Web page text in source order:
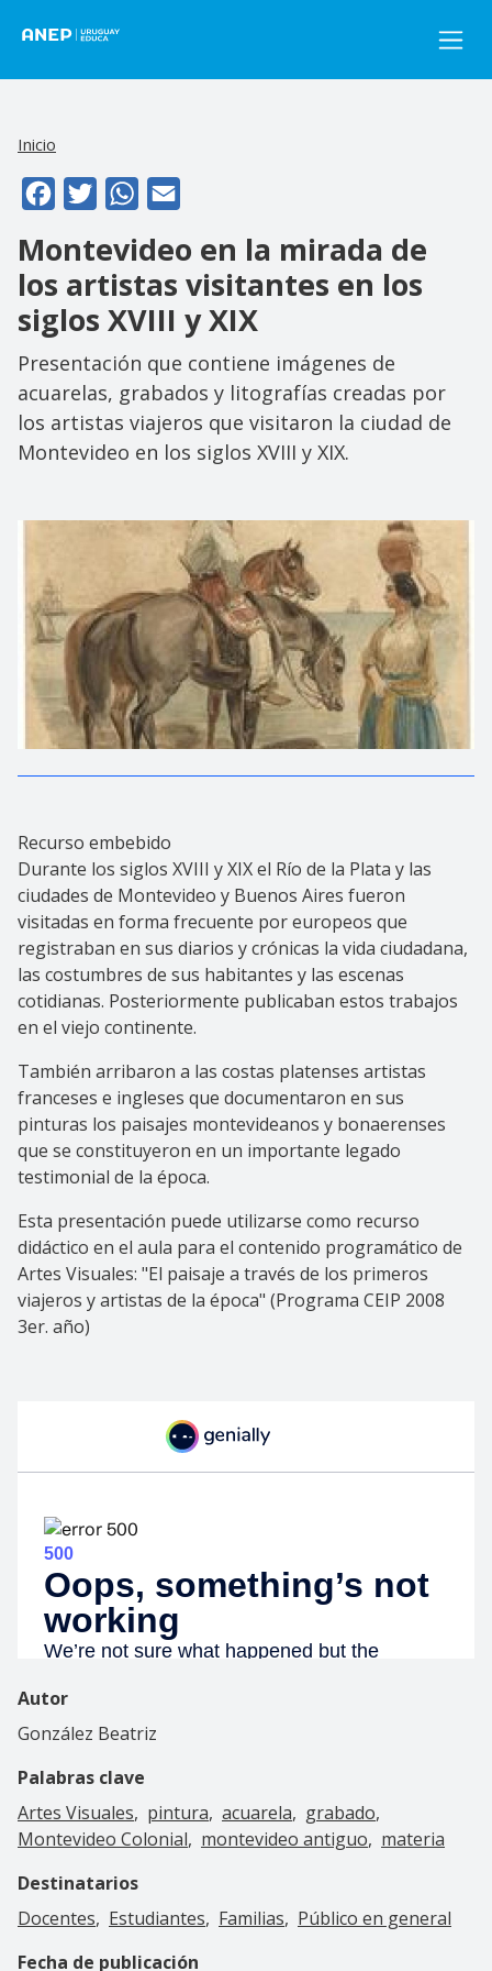
Inicio
FacebookTwitterWhatsApp
Montevideo en la mirada de
los artistas visitantes en los
siglos XVIII y XIX
Presentación que contiene imágenes de
acuarelas, grabados y litografías creadas por
los artistas viajeros que visitaron la ciudad de
Montevideo en los siglos XVIII y XIX.
Recurso embebido
Durante los siglos XVIII y XIX el Río de la Plata y las
ciudades de Montevideo y Buenos Aires fueron
visitadas en forma frecuente por europeos que
registraban en sus diarios y crónicas la vida ciudadana,
las costumbres de sus habitantes y las escenas
cotidianas. Posteriormente publicaban estos trabajos
en el viejo continente.
También arribaron a las costas platenses artistas
franceses e ingleses que documentaron en sus
pinturas los paisajes montevideanos y bonaerenses
que se constituyeron en un importante legado
testimonial de la época.
Esta presentación puede utilizarse como recurso
didáctico en el aula para el contenido programático de
Artes Visuales: "El paisaje a través de los primeros
viajeros y artistas de la época" (Programa CEIP 2008
3er. año)
Autor
González Beatriz
Palabras clave
Artes Visuales
pintura acuarela
grabado
Montevideo Colonial
montevideo antiguo
materia
Destinatarios
Docentes
Estudiantes Familias
Público en general
Fecha de publicación